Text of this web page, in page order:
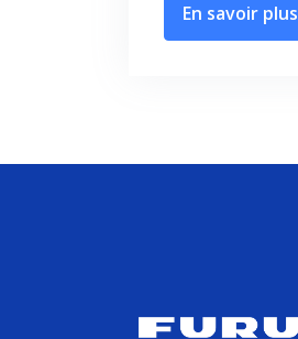
En savoir plus